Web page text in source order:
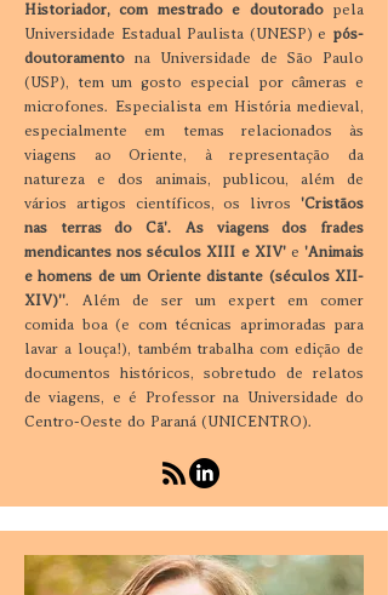
Historiador, com mestrado e doutoradopela
Universidade Estadual Paulista (UNESP) e pós-
doutoramento na Universidade de São Paulo
(USP), tem um gosto especial por câmeras e
microfones. Especialista em História medieval,
especialmente em temas relacionados às
viagens ao Oriente, à representação da
natureza e dos animais, publicou, além de
vários artigos científicos, os livros 'Cristãos
nas terras do Cã'. As viagens dos frades
mendicantes nos séculos XIII e XIV' e 'Animais
e homens de um Oriente distante (séculos XII-
XIV)''. Além de ser um expert em comer
comida boa (e com técnicas aprimoradas para
lavar a louça!), também trabalha com edição de
documentos históricos, sobretudo de relatos
de viagens, e é Professor na Universidade do
Centro-Oeste do Paraná (UNICENTRO).